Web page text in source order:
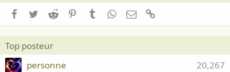
Facebook
TwitterReddit PinterestTumblrWhatsApp
Email
Top posteur
20,267
personne